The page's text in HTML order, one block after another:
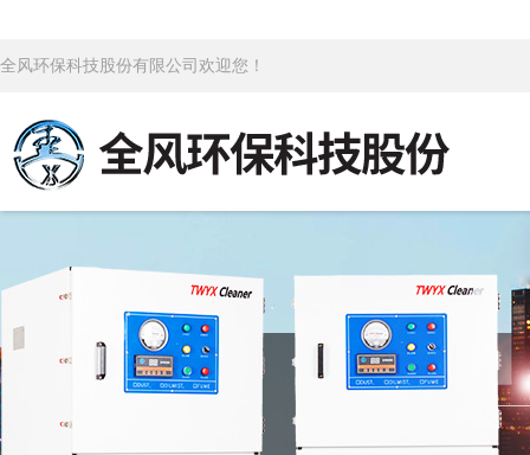
全风环保科技股份有限公司欢迎您！